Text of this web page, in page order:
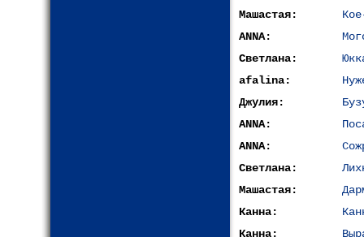
Машастая:
ANNA:
Светлана:
afalina:
Джулия:
ANNA:
ANNA:
Светлана:
Машастая:
Канна:
Канна: